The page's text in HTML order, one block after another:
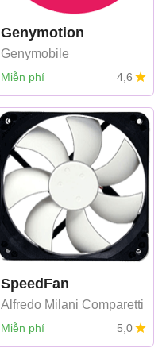
Genymotion
Genymobile
Miễn phí 4,6
SpeedFan
Alfredo Milani Comparetti
Miễn phí 5,0